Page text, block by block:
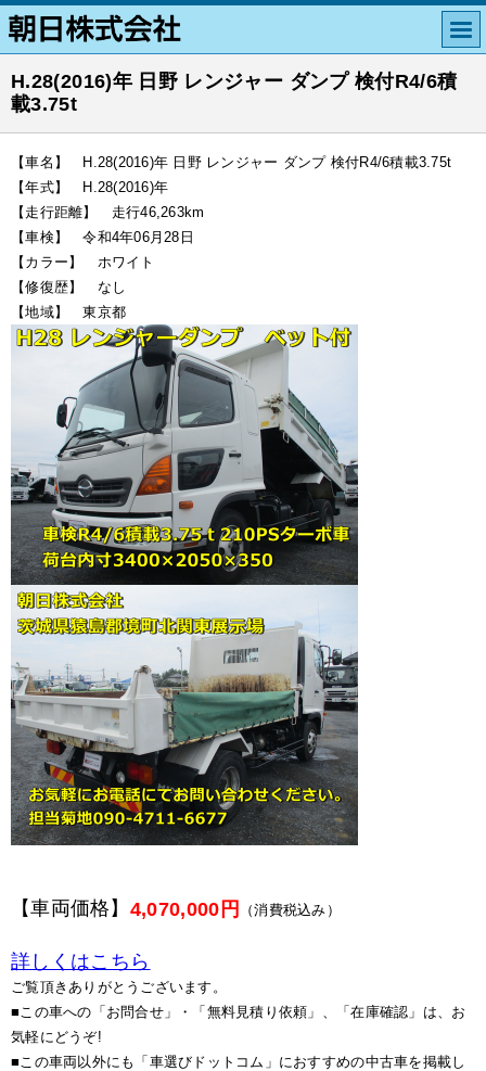
H.28(2016)年 日野 レンジャー ダンプ 検付R4/6積
載3.75t
【車名】 H.28(2016)年 日野 レンジャー ダンプ 検付R4/6積載3.75t
【年式】 H.28(2016)年
【走行距離】 走行46,263km
【車検】 令和4年06月28日
【カラー】 ホワイト
【修復歴】 なし
【地域】 東京都
【車両価格】 4,070,000円 （消費税込み）
詳しくはこちら
ご覧頂きありがとうございます。
■この車への「お問合せ」・「無料見積り依頼」、「在庫確認」は、お
気軽にどうぞ!
■この車両以外にも「車選びドットコム」におすすめの中古車を掲載し